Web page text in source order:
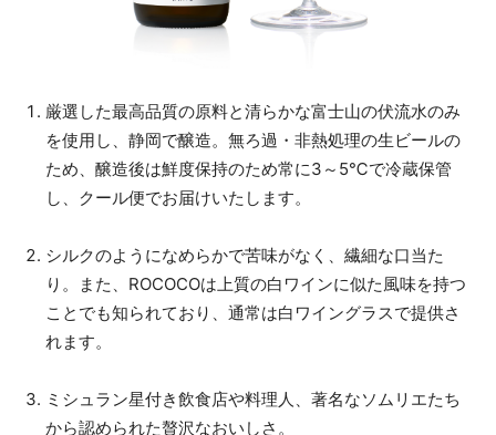
厳選した最高品質の原料と清らかな富士山の伏流水のみ
を使用し、静岡で醸造。無ろ過・非熱処理の生ビールの
ため、醸造後は鮮度保持のため常に3～5℃で冷蔵保管
し、クール便でお届けいたします。
シルクのようになめらかで苦味がなく、繊細な口当た
り。また、ROCOCOは上質の白ワインに似た風味を持つ
ことでも知られており、通常は白ワイングラスで提供さ
れます。
ミシュラン星付き飲食店や料理人、著名なソムリエたち
から認められた贅沢なおいしさ。